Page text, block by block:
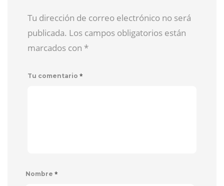
Tu dirección de correo electrónico no será
publicada. Los campos obligatorios están
marcados con *
Tu comentario *
Nombre *